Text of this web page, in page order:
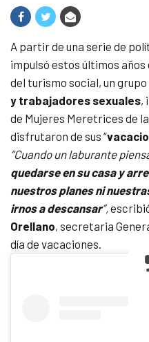
A partir de una serie de
impulsó estos últimos
del turismo social, un grupo
y trabajadores sexuales,
de Mujeres Meretrices de
disfrutaron de sus “
“Cuando un laburante
quedarse en su casa y
nuestros planes ni
irnos a descansar”,
Orellano, secretaria
día de vacaciones.